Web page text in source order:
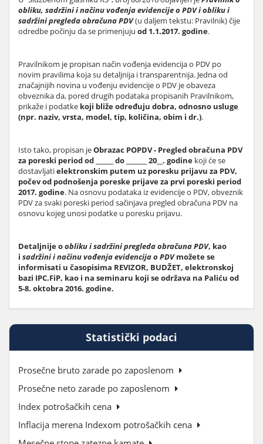
obliku, sadržini i načinu vođenja evidencije o PDV i obliku i
sadržini pregleda obračuna PDV(u daljem tekstu: Pravilnik) čije
odredbe počinju da se primenjuju od 1.1.2017. godine.
Pravilnikom je propisan način vođenja evidencija o PDV po
novim pravilima koja su detaljnija i transparentnija. Jedna od
značajnijih novina u vođenju evidencije o PDV je obaveza
obveznika da, pored drugih podataka propisanih Pravilnikom,
prikaže i podatke koji bliže određuju dobra, odnosno usluge
(npr. naziv, vrsta, model, tip, količina, obim i dr.).
Isto tako, propisan jeObrazac POPDV - Pregled obračuna PDV
za poreski period od ______ do _______ 20__. godine koji će se
dostavljatielektronskim putem uz poresku prijavu za PDV,
počev od podnošenja poreske prijave za prvi poreski period
2017. godine. Na osnovu podataka iz evidencije o PDV, obveznik
PDV za svaki poreski period sačinjava pregled obračuna PDV na
osnovu kojeg unosi podatke u poresku prijavu.
Detaljnije oobliku i sadržini pregleda obračuna PDV, kao
i sadržini i načinu vođenja evidencija o PDVmožete se
informisati u časopisima REVIZOR, BUDŽET, elektronskoj
bazi IPC.FiP, kao i na seminaru koji se održava na Paliću od
5-8. oktobra 2016. godine.
Statistički podaci
Prosečne bruto zarade po zaposlenom
Prosečne neto zarade po zaposlenom
Index potrošačkih cena
Inflacija merena Indexom potrošačkih cena